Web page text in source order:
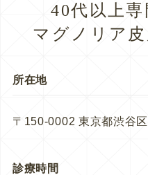
40代以上
マグノリア
所在地
〒150-0002 東京都渋谷
診療時間